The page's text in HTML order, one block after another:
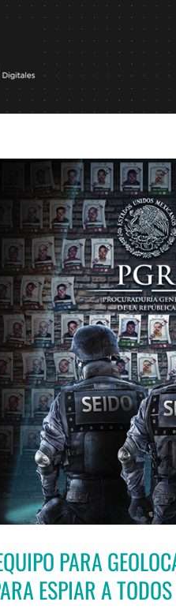
PARA
ESPIAR A